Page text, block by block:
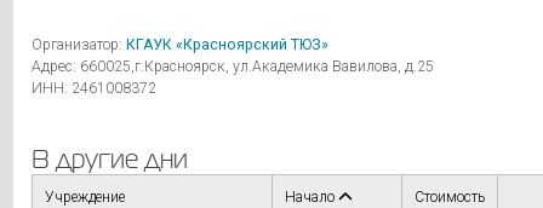
Организатор: КГАУК «Красноярский ТЮЗ»
Адрес: 660025,г.Красноярск, ул.Академика Вавилова, д.25
ИНН: 2461008372
В другие дни
Учреждение Начало Стоимость